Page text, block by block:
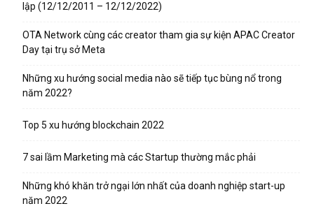
lập (12/12/2011 – 12/12/2022)
OTA Network cùng các creator tham gia sự kiện APAC Creator
Day tại trụ sở Meta
Những xu hướng social media nào sẽ tiếp tục bùng nổ trong
năm 2022?
Top 5 xu hướng blockchain 2022
7 sai lầm Marketing mà các Startup thường mắc phải
Những khó khăn trở ngại lớn nhất của doanh nghiệp start-up
năm 2022